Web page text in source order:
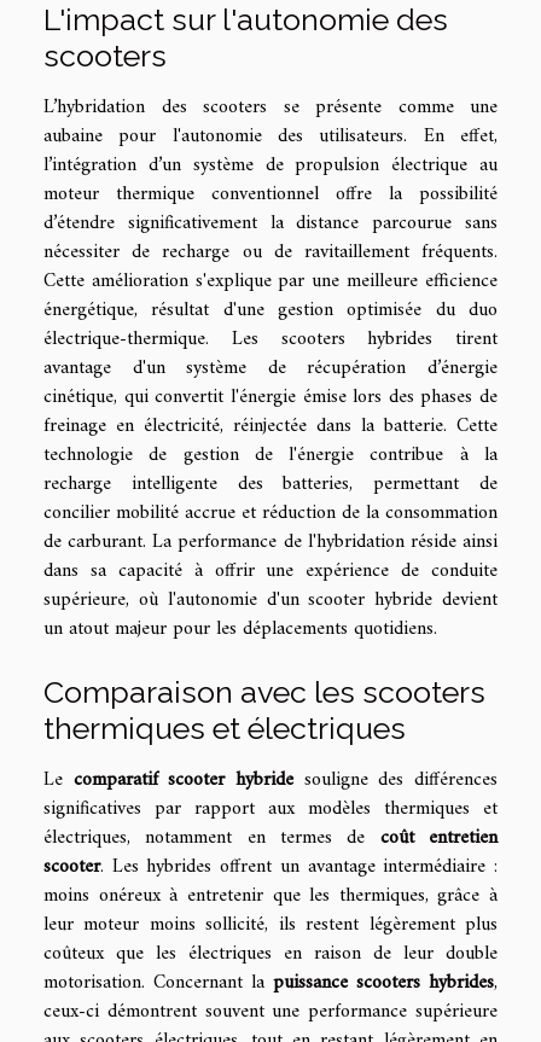
L'impact sur l'autonomie des
scooters
L’hybridation des scooters se présente comme une
aubaine pour l'autonomie des utilisateurs. En effet,
l’intégration d’un système de propulsion électrique au
moteur thermique conventionnel offre la possibilité
d’étendre significativement la distance parcourue sans
nécessiter de recharge ou de ravitaillement fréquents.
Cette amélioration s'explique par une meilleure efficience
énergétique, résultat d'une gestion optimisée du duo
électrique-thermique. Les scooters hybrides tirent
avantage d'un système de récupération d’énergie
cinétique, qui convertit l'énergie émise lors des phases de
freinage en électricité, réinjectée dans la batterie. Cette
technologie de gestion de l'énergie contribue à la
recharge intelligente des batteries, permettant de
concilier mobilité accrue et réduction de la consommation
de carburant. La performance de l'hybridation réside ainsi
dans sa capacité à offrir une expérience de conduite
supérieure, où l'autonomie d'un scooter hybride devient
un atout majeur pour les déplacements quotidiens.
Comparaison avec les scooters
thermiques et électriques
Le comparatif scooter hybridesouligne des différences
significatives par rapport aux modèles thermiques et
électriques, notamment en termes de coût entretien
scooter. Les hybrides offrent un avantage intermédiaire :
moins onéreux à entretenir que les thermiques, grâce à
leur moteur moins sollicité, ils restent légèrement plus
coûteux que les électriques en raison de leur double
motorisation. Concernant la puissance scooters hybrides,
ceux-ci démontrent souvent une performance supérieure